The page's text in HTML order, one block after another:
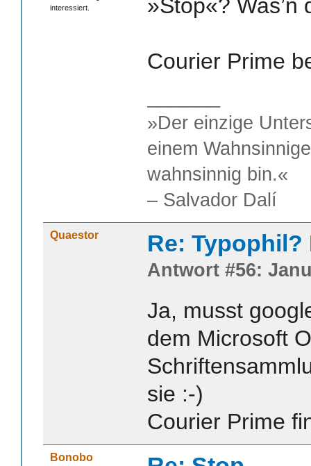
interessiert.
»Stop«? Was’n
Courier Prime
»Der einzige
einem
wahnsinnig bin.«
– Salvador Dalí
Quaestor Re:
Antwort #56:
Ja, musst
dem Microsoft
sie :-)
Courier Prime
Bonobo